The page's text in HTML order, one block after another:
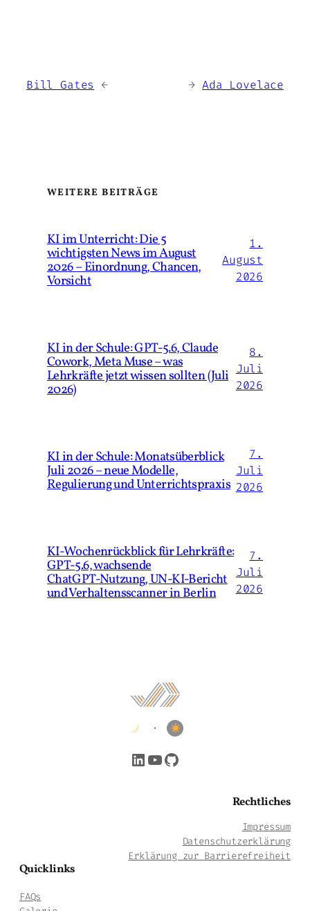
Bill Gates → ← Ada Lovelace
WEITERE BEITRÄGE
KI im Unterricht: Die 5
wichtigsten News im August
2026 – Einordnung, Chancen,
Vorsicht
1.
August
2026
KI in der Schule: GPT-5.6, Claude
Cowork, Meta Muse – was
Lehrkräfte jetzt wissen sollten (Juli
2026)
8.
Juli
2026
KI in der Schule: Monatsüberblick
Juli 2026 – neue Modelle,
Regulierung und Unterrichtspraxis
7.
Juli
2026
KI‑Wochenrückblick für Lehrkräfte:
GPT‑5.6, wachsende
ChatGPT‑Nutzung, UN‑KI‑Bericht
und Verhaltensscanner in Berlin
7.
Juli
2026
•
LinkedIn YouTube GitHub
Rechtliches
Impressum
Datenschutzerklärung
Erklärung zur Barrierefreiheit
Quicklinks
FAQs